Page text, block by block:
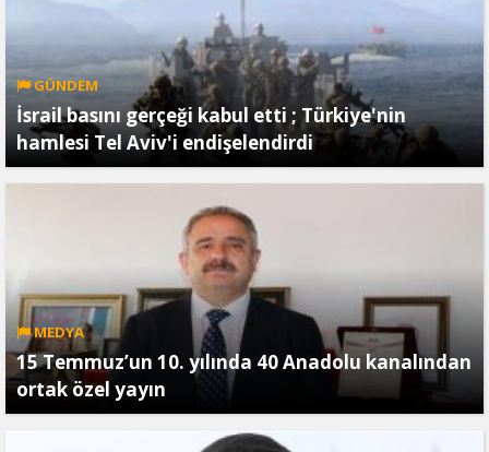
GÜNDEM
İsrail basını gerçeği kabul etti ; Türkiye'nin
hamlesi Tel Aviv'i endişelendirdi
MEDYA
15 Temmuz’un 10. yılında 40 Anadolu kanalından
ortak özel yayın